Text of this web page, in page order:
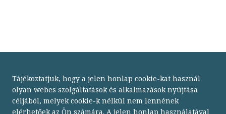
Tájékoztatjuk, hogy a jelen honlap cookie-kat használ
olyan webes szolgáltatások és alkalmazások nyújtása
céljából, melyek cookie-k nélkül nem lennének
elérhetőek az Ön számára. A jelen honlap használatával